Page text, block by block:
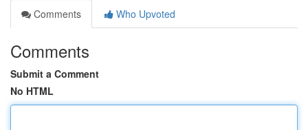
Comments
Who Upvoted
Comments
Submit a Comment
No HTML